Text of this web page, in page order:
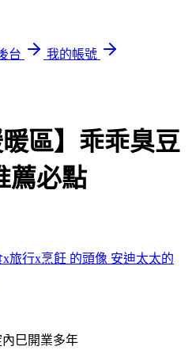
台
我的帳號
暖區】乖乖臭豆
薦必點
安迪太太的
巳開業多年